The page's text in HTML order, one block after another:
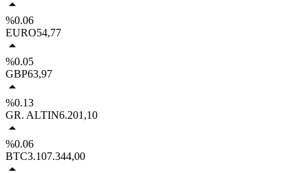
%0.06
EURO54,77
%0.05
GBP63,97
%0.13
GR. ALTIN6.201,10
%0.06
BTC3.107.344,00